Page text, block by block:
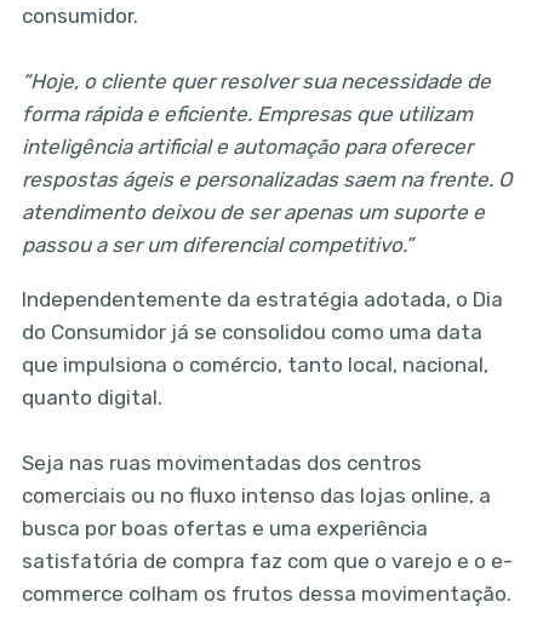
consumidor.
“Hoje, o cliente quer resolver sua necessidade de
forma rápida e eficiente. Empresas que utilizam
inteligência artificial e automação para oferecer
respostas ágeis e personalizadas saem na frente. O
atendimento deixou de ser apenas um suporte e
passou a ser um diferencial competitivo.”
Independentemente da estratégia adotada, o Dia
do Consumidor já se consolidou como uma data
que impulsiona o comércio, tanto local, nacional,
quanto digital.
Seja nas ruas movimentadas dos centros
comerciais ou no fluxo intenso das lojas online, a
busca por boas ofertas e uma experiência
satisfatória de compra faz com que o varejo e o e-
commerce colham os frutos dessa movimentação.